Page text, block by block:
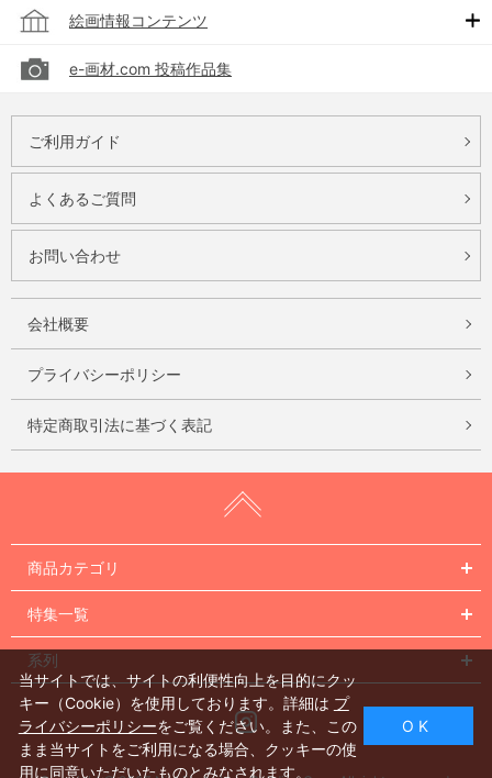
絵画情報コンテンツ
e-画材.com 投稿作品集
ご利用ガイド
よくあるご質問
お問い合わせ
会社概要
プライバシーポリシー
特定商取引法に基づく表記
商品カテゴリ
特集一覧
系列
Instagram
当サイトでは、サイトの利便性向上を目的にクッ
キー（Cookie）を使用しております。詳細は プ
ライバシーポリシーをご覧ください。また、この
まま当サイトをご利用になる場合、クッキーの使
用に同意いただいたものとみなされます。
O K